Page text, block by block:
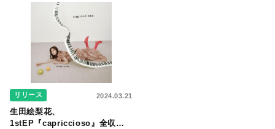
リリース 2024.03.21
生田絵梨花、
1stEP『capriccioso』全収録